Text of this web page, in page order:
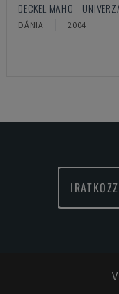
DECKEL MAHO -
DÁNIA 2004